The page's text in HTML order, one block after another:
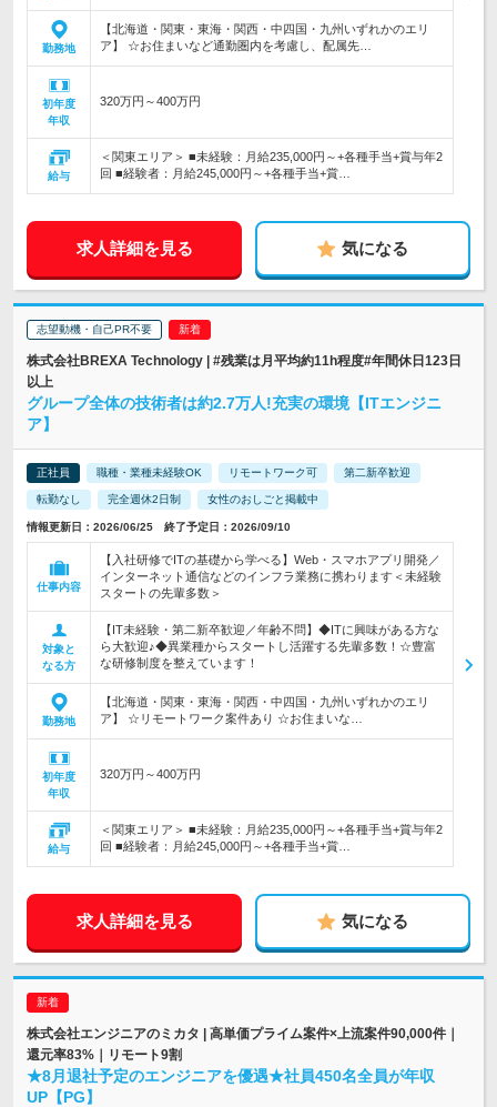
勤務地
【北海道・関東・東海・関西・中四国・九州いずれかのエリ
ア】 ☆お住まいなど通勤圏内を考慮し、配属先…
初年度
年収
320万円～400万円
給与
＜関東エリア＞ ■未経験：月給235,000円～+各種手当+賞与年2
回 ■経験者：月給245,000円～+各種手当+賞…
求人詳細を見る 気になる
志望動機・自己PR不要
株式会社BREXA Technology | #残業は月平均約11h程度#年間休日123日
以上
グループ全体の技術者は約2.7万人!充実の環境【ITエンジニ
ア】
正社員 職種・業種未経験OK リモートワーク可 第二新卒歓迎
転勤なし 完全週休2日制 女性のおしごと掲載中
情報更新日：2026/06/25 終了予定日：2026/09/10
仕事内容
【入社研修でITの基礎から学べる】Web・スマホアプリ開発／
インターネット通信などのインフラ業務に携わります＜未経験
スタートの先輩多数＞
対象と
なる方
【IT未経験・第二新卒歓迎／年齢不問】◆ITに興味がある方な
ら大歓迎♪◆異業種からスタートし活躍する先輩多数！☆豊富
な研修制度を整えています！
勤務地
【北海道・関東・東海・関西・中四国・九州いずれかのエリ
ア】 ☆リモートワーク案件あり ☆お住まいな…
初年度
年収
320万円～400万円
給与
＜関東エリア＞ ■未経験：月給235,000円～+各種手当+賞与年2
回 ■経験者：月給245,000円～+各種手当+賞…
求人詳細を見る 気になる
株式会社エンジニアのミカタ | 高単価プライム案件×上流案件90,000件｜
還元率83%｜リモート9割
★8月退社予定のエンジニアを優遇★社員450名全員が年収
UP【PG】